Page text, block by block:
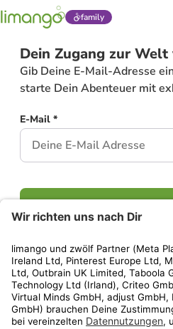
family
Dein Zugang zur Welt
Gib Deine E-Mail-Adresse
starte Dein Abenteuer mit
E-Mail *